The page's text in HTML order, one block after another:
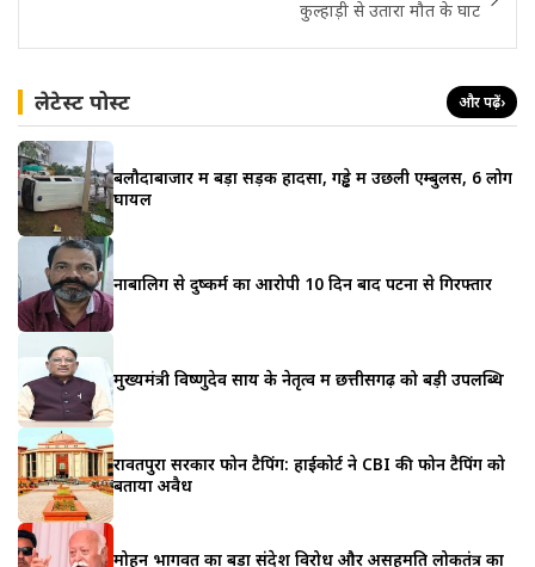
कुल्हाड़ी से उतारा मौत के घाट
लेटेस्ट पोस्ट और पढ़ें›
बलौदाबाजार में बड़ा सड़क हादसा, गड्ढे में उछली एम्बुलेंस, 6 लोग
घायल
नाबालिग से दुष्कर्म का आरोपी 10 दिन बाद पटना से गिरफ्तार
मुख्यमंत्री विष्णुदेव साय के नेतृत्व में छत्तीसगढ़ को बड़ी उपलब्धि
रावतपुरा सरकार फोन टैपिंग: हाईकोर्ट ने CBI की फोन टैपिंग को
बताया अवैध
मोहन भागवत का बड़ा संदेश विरोध और असहमति लोकतंत्र का